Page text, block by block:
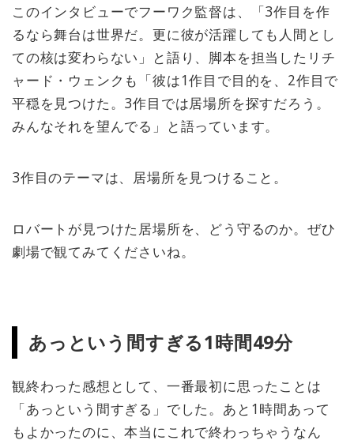
このインタビューでフーワク監督は、「3作目を作
るなら舞台は世界だ。更に彼が活躍しても人間とし
ての核は変わらない」と語り、脚本を担当したリチ
ャード・ウェンクも「彼は1作目で目的を、2作目で
平穏を見つけた。3作目では居場所を探すだろう。
みんなそれを望んでる」と語っています。
3作目のテーマは、居場所を見つけること。
ロバートが見つけた居場所を、どう守るのか。ぜひ
劇場で観てみてくださいね。
あっという間すぎる1時間49分
観終わった感想として、一番最初に思ったことは
「あっという間すぎる」でした。あと1時間あって
もよかったのに、本当にこれで終わっちゃうなん